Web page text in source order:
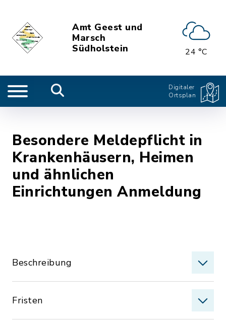
Amt Geest und
Marsch
Südholstein
24 °C
Digitaler
Ortsplan
Besondere Meldepflicht in
Krankenhäusern, Heimen
und ähnlichen
Einrichtungen Anmeldung
Beschreibung
Fristen